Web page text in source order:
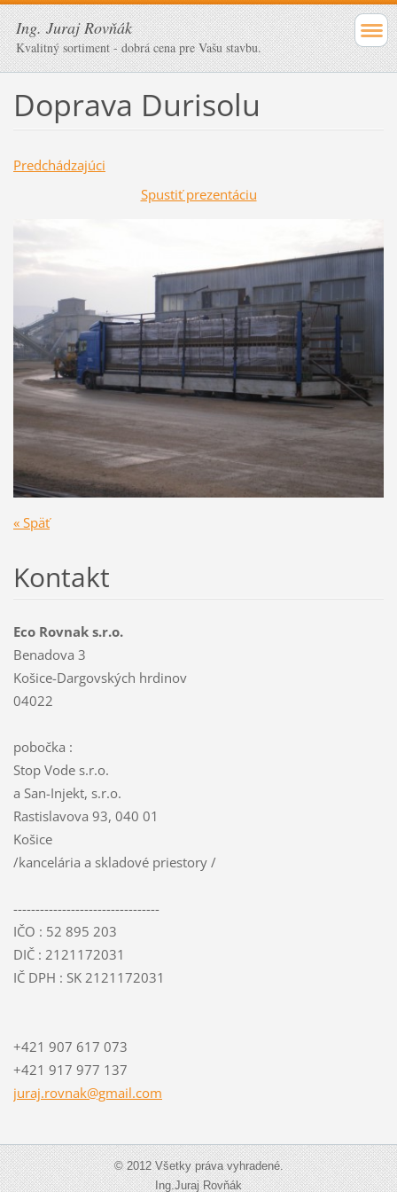
Ing. Juraj Rovňák
Kvalitný sortiment - dobrá cena pre Vašu stavbu.
Doprava Durisolu
Predchádzajúci
Spustiť prezentáciu
« Späť
Kontakt
Eco Rovnak s.r.o.
Benadova 3
Košice-Dargovských hrdinov
04022
pobočka :
Stop Vode s.r.o.
a San-Injekt, s.r.o.
Rastislavova 93, 040 01
Košice
/kancelária a skladové priestory /
---------------------------------
IČO : 52 895 203
DIČ : 2121172031
IČ DPH : SK 2121172031
+421 907 617 073
+421 917 977 137
juraj.rovnak@gmail.com
© 2012 Všetky práva vyhradené.
Ing.Juraj Rovňák